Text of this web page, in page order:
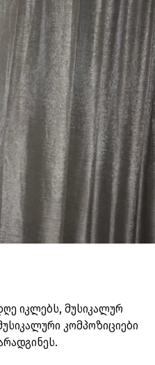
იკლებს, მუსიკალურ
კომპოზიციები